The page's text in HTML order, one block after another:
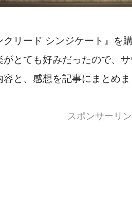
クリード シンジケート』を
とても好みだったので、
と、感想を記事にまとめま
スポンサーリ